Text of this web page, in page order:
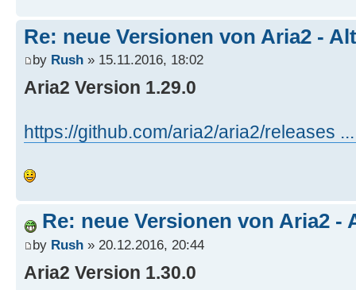
Re: neue Versionen von Aria2 -
by Rush » 15.11.2016, 18:02
Aria2 Version 1.29.0
https://github.com/aria2/aria2/releases
Re: neue Versionen von Aria2 -
by Rush » 20.12.2016, 20:44
Aria2 Version 1.30.0